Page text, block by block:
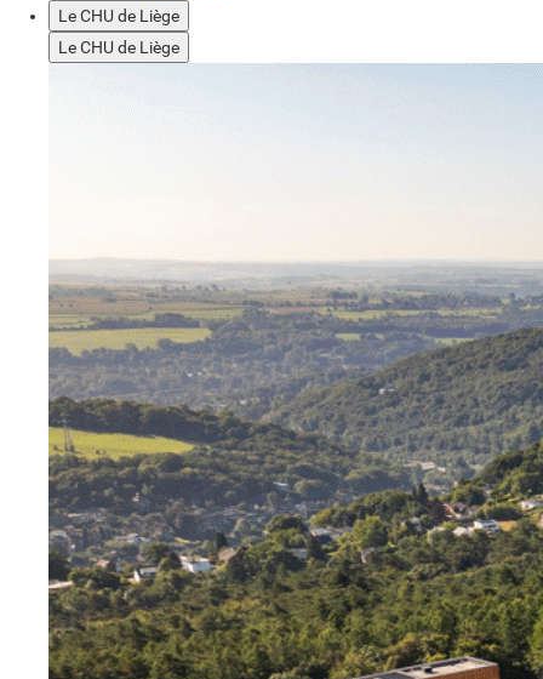
Le CHU de Liège
Le CHU de Liège